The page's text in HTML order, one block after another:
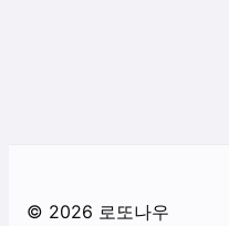
© 2026 로또나우